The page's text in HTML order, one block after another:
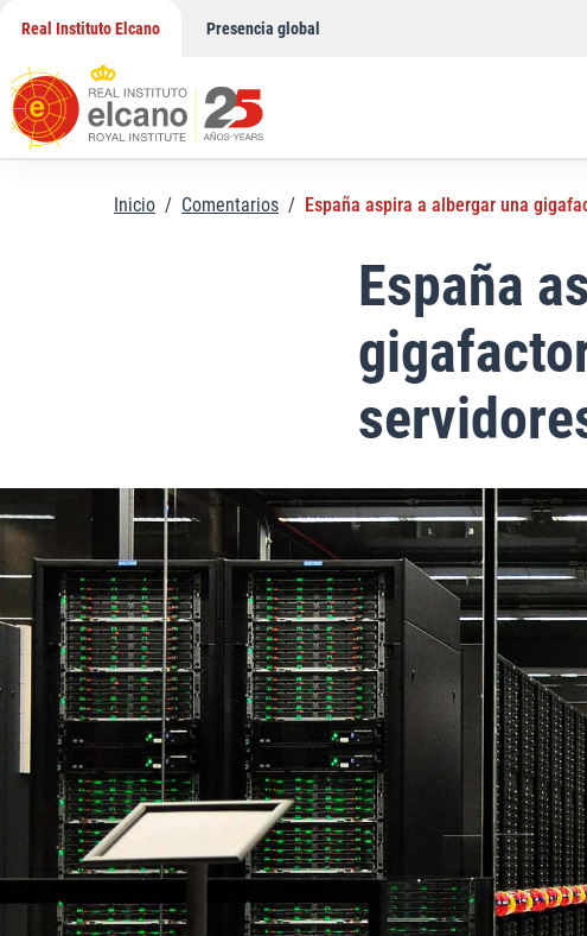
contenido
Real Instituto Elcano Presencia global
Inicio / Comentarios / España aspira a albergar una
España